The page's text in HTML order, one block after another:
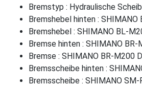
Bremstyp : Hydraulische
Bremshebel hinten : SHIMANO
Bremshebel : SHIMANO BL-
Bremse hinten : SHIMANO BR-
Bremse : SHIMANO BR-M200
Bremsscheibe hinten :
Bremsscheibe : SHIMANO